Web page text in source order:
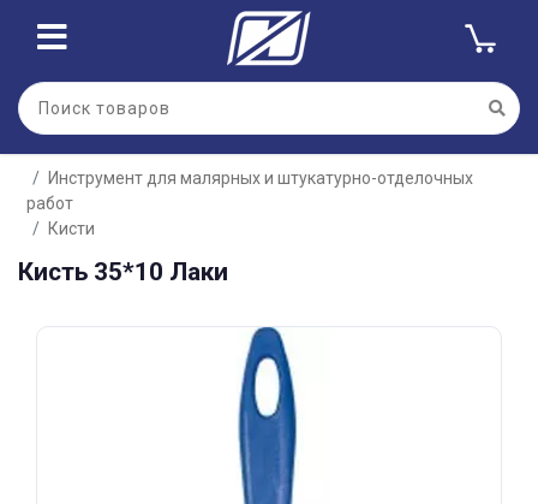
Инструмент для малярных и штукатурно-отделочных
работ
Кисти
Кисть 35*10 Лаки
Для клиентов всех банков
Разбейте
оплату
без переплат